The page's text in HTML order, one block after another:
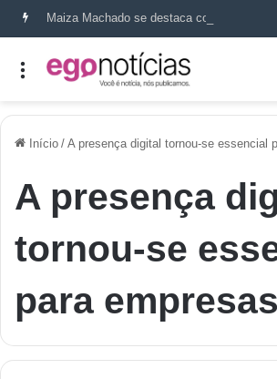
Início / A presença digital tornou-se essencial
A presença
tornou-se
para empresas